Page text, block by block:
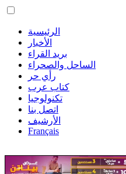
الرئيسية
الأخبار
بريد القراء
الساحل والصحراء
رأي حر
كتاب عرب
تكنولوجيا
اتصل بنا
الأرشيف
Français